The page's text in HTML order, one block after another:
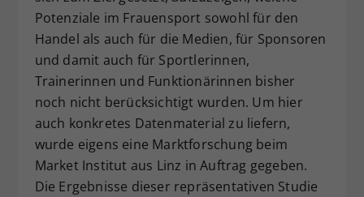
Potenziale im Frauensport sowohl für den
Handel als auch für die Medien, für Sponsoren
und damit auch für Sportlerinnen,
Trainerinnen und Funktionärinnen bisher
noch nicht berücksichtigt wurden. Um hier
auch konkretes Datenmaterial zu liefern,
wurde eigens eine Marktforschung beim
Market Institut aus Linz in Auftrag gegeben.
Die Ergebnisse dieser repräsentativen Studie